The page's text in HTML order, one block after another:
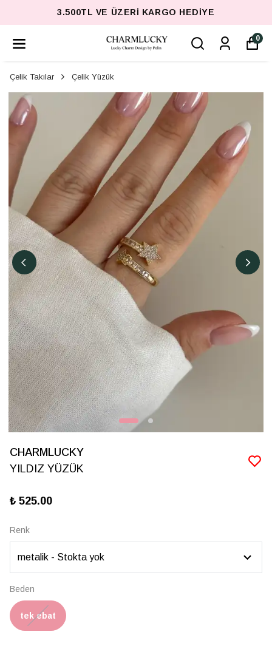
3.500TL VE ÜZERI KARGO HEDIYE
0
Çelik Takılar Çelik Yüzük
CHARMLUCKY
YILDIZ YÜZÜK
₺ 525.00
Renk
Beden
tek ebat